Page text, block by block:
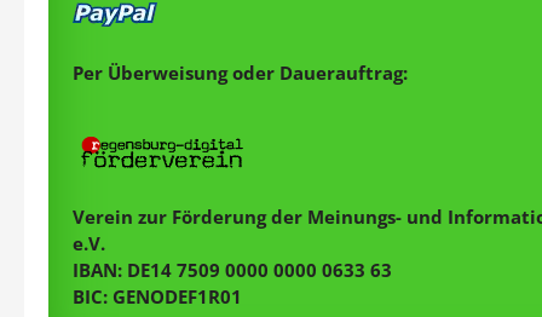
Per Überweisung oder Dauerauftrag:
Verein zur Förderung der Meinungs- und
e.V.
IBAN: DE14 7509 0000 0000 0633 63
BIC: GENODEF1R01